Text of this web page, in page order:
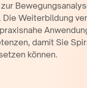
Die Weiterbildung
damit Sie
können.